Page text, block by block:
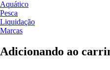
Aquático
Pesca
Liquidação
Marcas
Adicionando ao